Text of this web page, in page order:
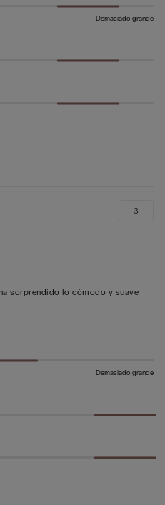
Demasiado grande
sorprendido lo cómodo y suave
3
Demasiado grande